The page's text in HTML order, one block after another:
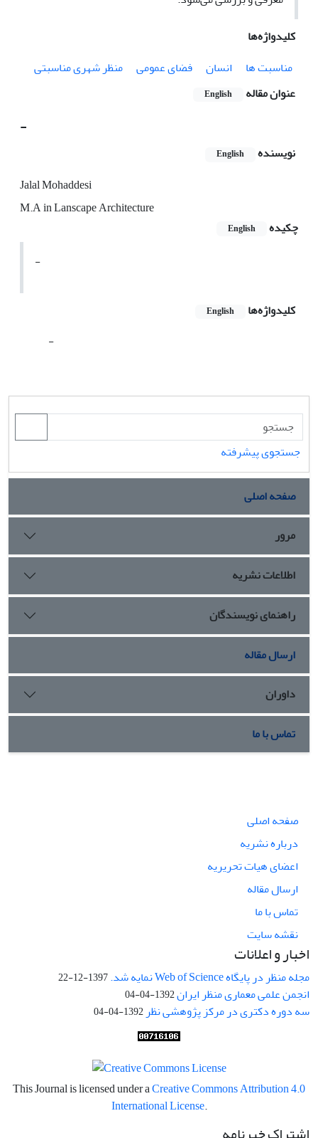
کلیدواژه‌ها
مناسبت ها
انسان فضای عمومی
منظر شهری مناسبتی
عنوان مقاله
English
-
نویسنده English
Jalal Mohaddesi
M.A in Lanscape Architecture
چکیده
English
-
کلیدواژه‌ها English
-
جستجوی پیشرفته
صفحه اصلی
مرور
اطلاعات نشریه
راهنمای نویسندگان
ارسال مقاله
داوران
تماس با ما
صفحه اصلی
درباره نشریه
اعضای هیات تحریریه
ارسال مقاله
تماس با ما
نقشه سایت
اخبار و اعلانات
مجله منظر در پایگاه Web of Science نمایه شد. 1397-12-22
انجمن علمی معماری منظر ایران1392-04-04
سه دوره دکتری در مرکز پژوهشی نظر 1392-04-04
This Journal is licensed under aCreative Commons Attribution 4.0
International License.